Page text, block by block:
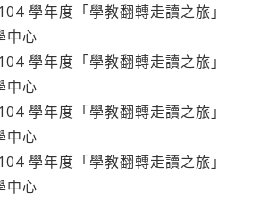
104 學年度「學教翻轉走讀之旅」
中心
104 學年度「學教翻轉走讀之旅」
中心
104 學年度「學教翻轉走讀之旅」
中心
104 學年度「學教翻轉走讀之旅」
中心